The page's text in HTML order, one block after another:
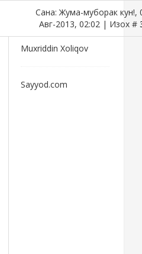
Сана: Жума-муборак кун!,
Авг-2013, 02:02 | Изох #
Muxriddin Xoliqov
Sayyod.com